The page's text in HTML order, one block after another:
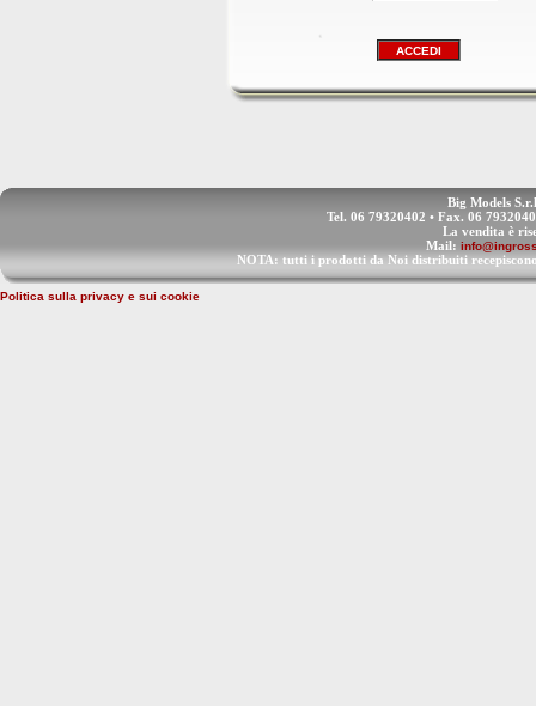
Big Models
Tel. 06 79320402 • Fax. 06
La vendita è
Mail:
NOTA: tutti i prodotti da Noi distribuiti
Politica sulla privacy e sui cookie